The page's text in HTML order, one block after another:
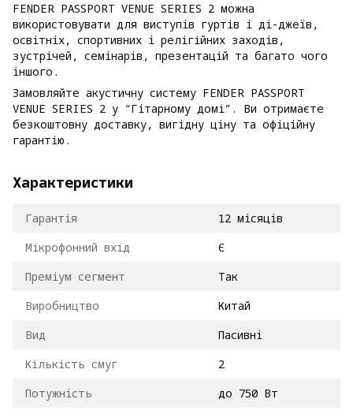
FENDER PASSPORT VENUE SERIES 2 можна
використовувати для виступів гуртів і ді-джеїв,
освітніх, спортивних і релігійних заходів,
зустрічей, семінарів, презентацій та багато чого
іншого.
Замовляйте акустичну систему FENDER PASSPORT
VENUE SERIES 2 у “Гітарному домі”. Ви отримаєте
безкоштовну доставку, вигідну ціну та офіційну
гарантію.
Характеристики
Гарантія
12 місяців
Мікрофонний вхід
Є
Преміум сегмент
Так
Виробництво
Китай
Вид
Пасивні
Кількість смуг
2
Потужність
до 750 Вт